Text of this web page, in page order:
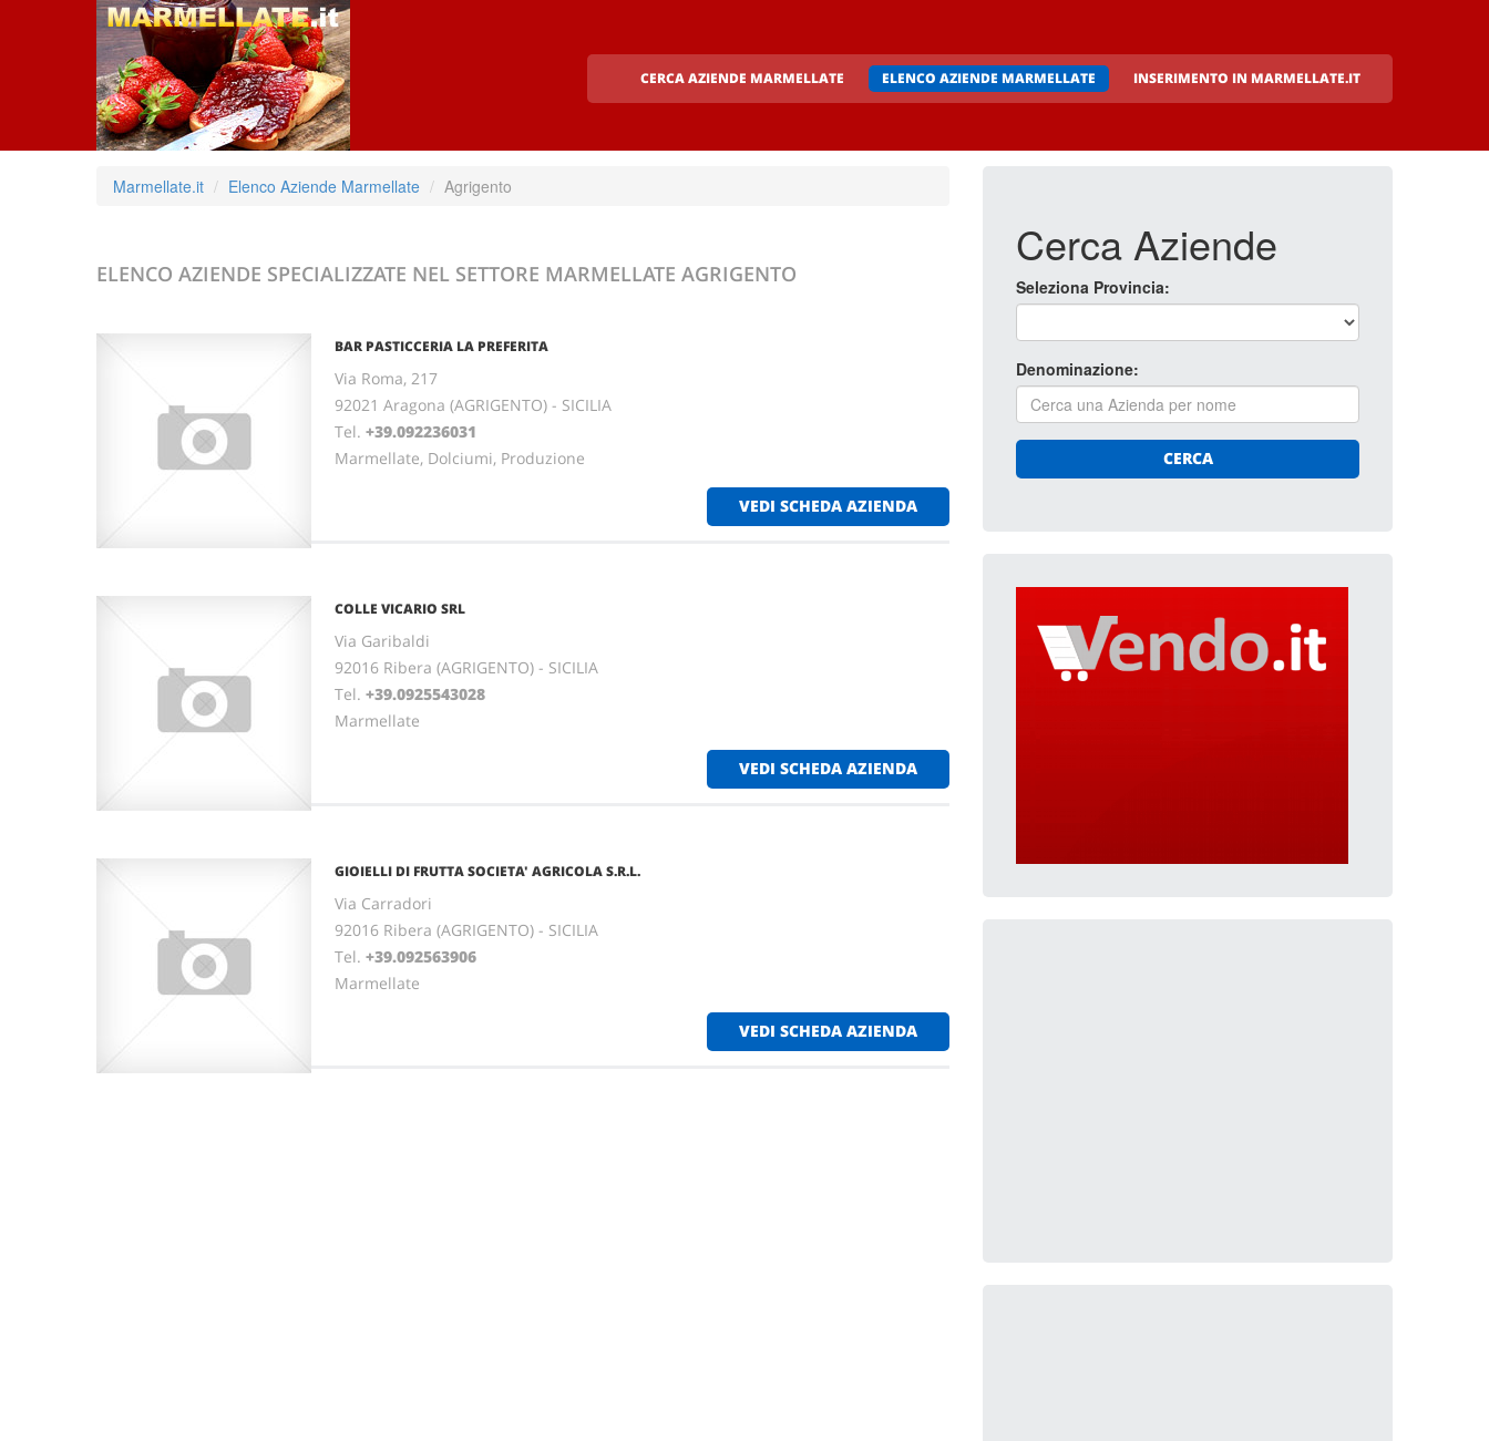
CERCA AZIENDE MARMELLATE ELENCO AZIENDE MARMELLATE INSERIMENTO IN MARMELLATE.IT
Marmellate.it Elenco Aziende Marmellate Agrigento
ELENCO AZIENDE SPECIALIZZATE NEL SETTORE MARMELLATE AGRIGENTO
BAR PASTICCERIA LA PREFERITA
Via Roma, 217
92021 Aragona (AGRIGENTO) - SICILIA
Tel. +39.092236031
Marmellate, Dolciumi, Produzione
VEDI SCHEDA AZIENDA
COLLE VICARIO SRL
Via Garibaldi
92016 Ribera (AGRIGENTO) - SICILIA
Tel. +39.0925543028
Marmellate
VEDI SCHEDA AZIENDA
GIOIELLI DI FRUTTA SOCIETA' AGRICOLA S.R.L.
Via Carradori
92016 Ribera (AGRIGENTO) - SICILIA
Tel. +39.092563906
Marmellate
VEDI SCHEDA AZIENDA
Cerca Aziende
Seleziona Provincia:
Denominazione:
CERCA